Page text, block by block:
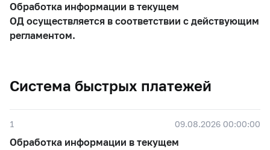
Обработка информации в текущем
ОД осуществляется в соответствии с действующим
регламентом.
Система быстрых платежей
1 09.08.2026 00:00:00
Обработка информации в текущем